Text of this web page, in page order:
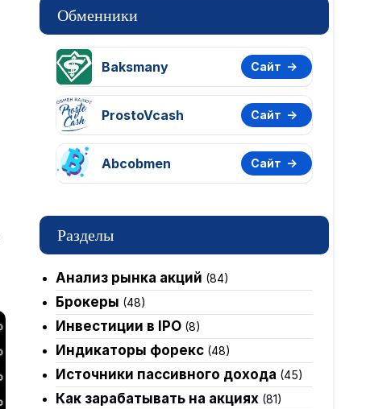
Обменники
Baksmany Сайт
ProstoVcash Сайт
Abcobmen Сайт
Разделы
Анализ рынка акций (84)
Брокеры (48)
Инвестиции в IPO(8)
Индикаторы форекс(48)
Источники пассивного дохода (45)
Как зарабатывать на акциях(81)